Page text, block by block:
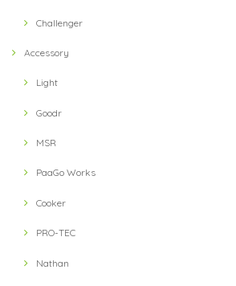
Challenger
Accessory
Light
Goodr
MSR
PaaGo Works
Cooker
PRO-TEC
Nathan